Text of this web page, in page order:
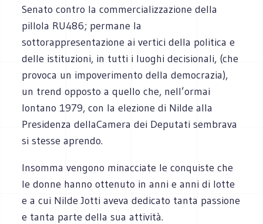
Senato contro la commercializzazione della
pillola RU486; permane la
sottorappresentazione ai vertici della politica e
delle istituzioni, in tutti i luoghi decisionali, (che
provoca un impoverimento della democrazia),
un trend opposto a quello che, nell’ormai
lontano 1979, con la elezione di Nilde alla
Presidenza dellaCamera dei Deputati sembrava
si stesse aprendo.
Insomma vengono minacciate le conquiste che
le donne hanno ottenuto in anni e anni di lotte
e a cui Nilde Jotti aveva dedicato tanta passione
e tanta parte della sua attività.